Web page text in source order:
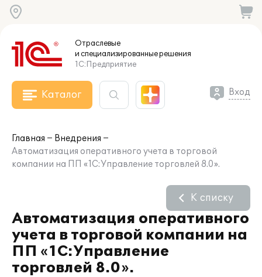
Отраслевые
и специализированныерешения
1С:Предприятие
Каталог Вход
Главная
Внедрения
Автоматизация оперативного учета в торговой
компании на ПП «1С:Управление торговлей 8.0».
Автоматизация оперативного
учета в торговой компании на
ПП «1С:Управление
торговлей 8.0».
К списку